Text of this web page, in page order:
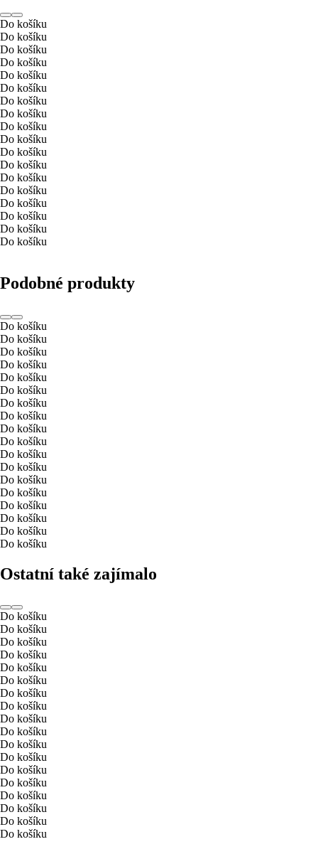
Do košíku
Do košíku
Do košíku
Do košíku
Do košíku
Do košíku
Do košíku
Do košíku
Do košíku
Do košíku
Do košíku
Do košíku
Do košíku
Do košíku
Do košíku
Do košíku
Do košíku
Do košíku
Podobné produkty
Do košíku
Do košíku
Do košíku
Do košíku
Do košíku
Do košíku
Do košíku
Do košíku
Do košíku
Do košíku
Do košíku
Do košíku
Do košíku
Do košíku
Do košíku
Do košíku
Do košíku
Do košíku
Ostatní také zajímalo
Do košíku
Do košíku
Do košíku
Do košíku
Do košíku
Do košíku
Do košíku
Do košíku
Do košíku
Do košíku
Do košíku
Do košíku
Do košíku
Do košíku
Do košíku
Do košíku
Do košíku
Do košíku